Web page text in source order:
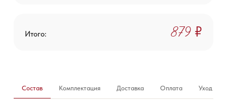
Итого: 879 ₽
Состав Комплектация Доставка Оплата Уход за